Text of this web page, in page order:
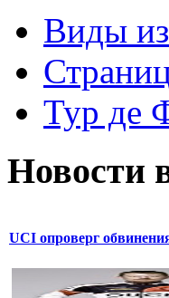
Виды
Тур де
Новости
UCI опроверг